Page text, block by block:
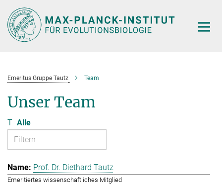
Hauptinhalt
Emeritus Gruppe Tautz Team
Unser Team
T Alle
Prof. Dr. Diethard Tautz
Emeritiertes wissenschaftliches Mitglied